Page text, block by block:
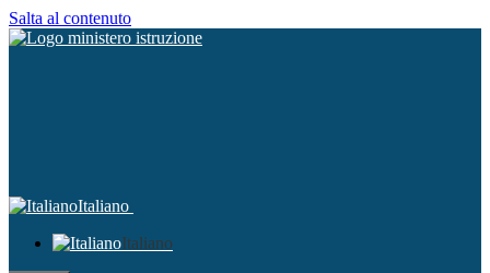
Salta al contenuto
Italiano
Italiano